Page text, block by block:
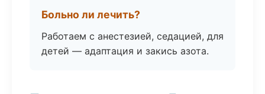
Больно ли лечить?
Работаем с анестезией, седацией, для
детей — адаптация и закись азота.